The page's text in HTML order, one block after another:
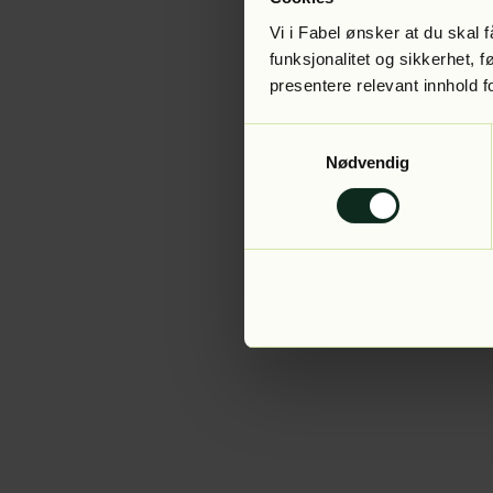
Vi i Fabel ønsker at du skal
funksjonalitet og sikkerhet,
presentere relevant innhold
Nødvendig
Application